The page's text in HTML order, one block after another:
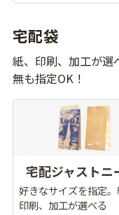
宅配袋
紙、印刷、加工が選
無も指定OK！
宅配ジャストニ
好きなサイズを指定。
印刷、加工が選べる